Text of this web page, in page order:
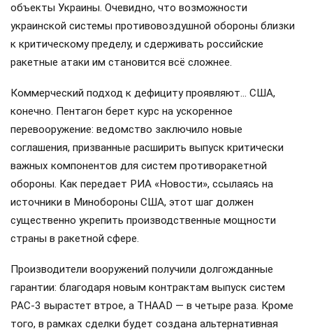
объекты Украины. Очевидно, что возможности
украинской системы противовоздушной обороны близки
к критическому пределу, и сдерживать российские
ракетные атаки им становится всё сложнее.
Коммерческий подход к дефициту проявляют… США,
конечно. Пентагон берет курс на ускоренное
перевооружение: ведомство заключило новые
соглашения, призванные расширить выпуск критически
важных компонентов для систем противоракетной
обороны. Как передает РИА «Новости», ссылаясь на
источники в Минобороны США, этот шаг должен
существенно укрепить производственные мощности
страны в ракетной сфере.
Производители вооружений получили долгожданные
гарантии: благодаря новым контрактам выпуск систем
PAC-3 вырастет втрое, а THAAD — в четыре раза. Кроме
того, в рамках сделки будет создана альтернативная